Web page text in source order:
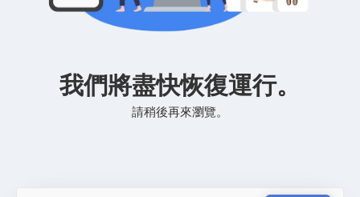
我們將盡快恢復運行。
請稍後再來瀏覽。